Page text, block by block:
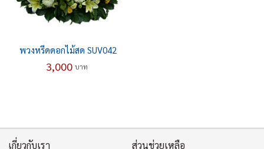
พวงหรีดดอกไม้สด SUV042
3,000 บาท
เกี่ยวกับเรา ส่วนช่วยเหลือ